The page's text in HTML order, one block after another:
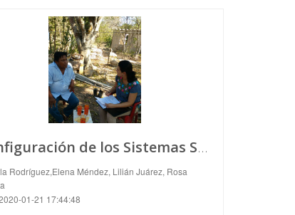
Configuración de los Sistemas Socio-Ecológicos en el Área Metropolitana de Mérida
Rodríguez,Elena Méndez, Lilián Juárez, Rosa
01-21 17:44:48